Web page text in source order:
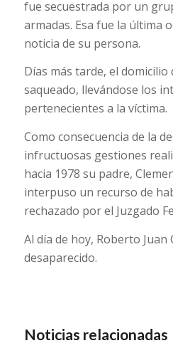
fue secuestrada por un
armadas. Esa fue la última
noticia de su persona.
Días más tarde, el domicilio
saqueado, llevándose los
pertenecientes a la víctima.
Como consecuencia de la
infructuosas gestiones
hacia 1978 su padre,
interpuso un recurso de
rechazado por el Juzgado
Al día de hoy, Roberto Juan
desaparecido.
Noticias relacionadas